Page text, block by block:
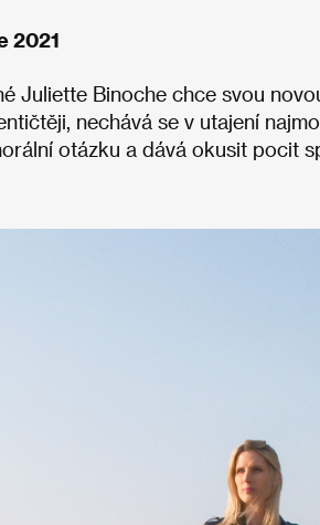
2021
Juliette Binoche chce svou
nechává se v utajení
otázku a dává okusit pocit